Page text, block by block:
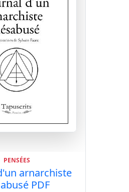
PENSÉES
arnarchiste
PDF